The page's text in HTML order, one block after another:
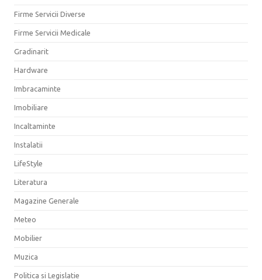
Firme Servicii Diverse
Firme Servicii Medicale
Gradinarit
Hardware
Imbracaminte
Imobiliare
Incaltaminte
Instalatii
LifeStyle
Literatura
Magazine Generale
Meteo
Mobilier
Muzica
Politica si Legislatie